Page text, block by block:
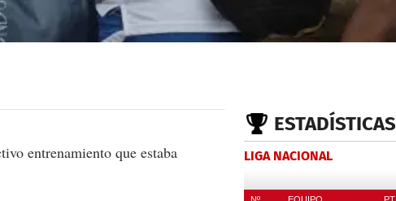
entrenamiento que estaba
ESTADÍSTICAS
LIGA NACIONAL